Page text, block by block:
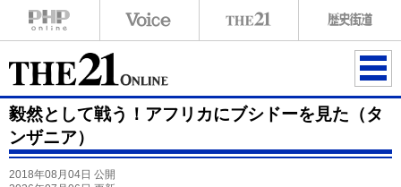
ME
NU
毅然として戦う！アフリカにブシドーを見た（タ
ンザニア）
2018年08月04日 公開